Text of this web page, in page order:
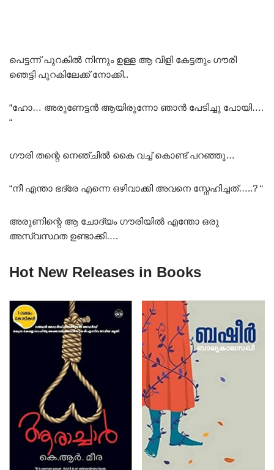
പെട്ടന്ന് പുറകിൽ നിന്നും ഉള്ള ആ വിളി കേട്ടതും ഗൗരി
ഞെട്ടി പുറകിലേക്ക് നോക്കി..
“ഹോ… അരുണേട്ടൻ ആയിരുന്നോ ഞാൻ പേടിച്ചു പോയി….
“
ഗൗരി തന്റെ നെഞ്ചിൽ കൈ വച്ച് കൊണ്ട് പറഞ്ഞു…
“നീ എന്താ ഭദ്രേ എന്നെ ഒഴിവാക്കി അവനെ സ്നേഹിച്ചത്…..? “
അരുണിന്റെ ആ ചോദ്യം ഗൗരിയിൽ എന്തോ ഒരു
അസ്വസ്ഥത ഉണ്ടാക്കി….
Hot New Releases in Books